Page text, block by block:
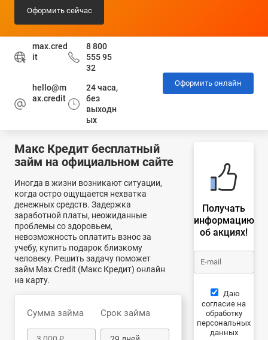
Оформить сейчас
max.cred
it
8 800
555 95
32
hello@m
ax.credit
24 часа,
без
выходн
ых
Оформить онлайн
Макс Кредит бесплатный
займ на официальном сайте
Иногда в жизни возникают ситуации,
когда остро ощущается нехватка
денежных средств. Задержка
заработной платы, неожиданные
проблемы со здоровьем,
невозможность оплатить взнос за
учебу, купить подарок близкому
человеку. Решить задачу поможет
займ Max Credit (Макс Кредит) онлайн
на карту.
Сумма займа Срок займа
Получать
информацию
об акциях!
Даю
согласие на
обработку
персональных
данных